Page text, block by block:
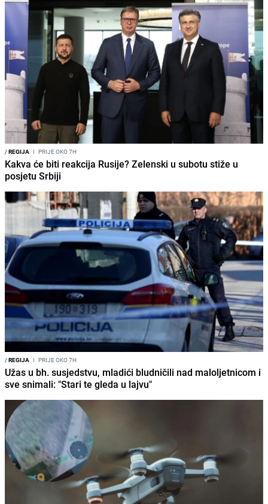
/REGIJA I PRIJE OKO 7H
Kakva će biti reakcija Rusije? Zelenski u subotu stiže u
posjetu Srbiji
/REGIJA I PRIJE OKO 7H
Užas u bh. susjedstvu, mladići bludničili nad maloljetnicom i
sve snimali: "Stari te gleda u lajvu"